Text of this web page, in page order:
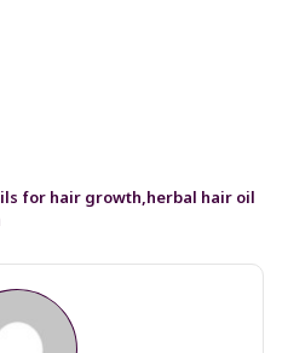
for hair growth,herbal hair oil